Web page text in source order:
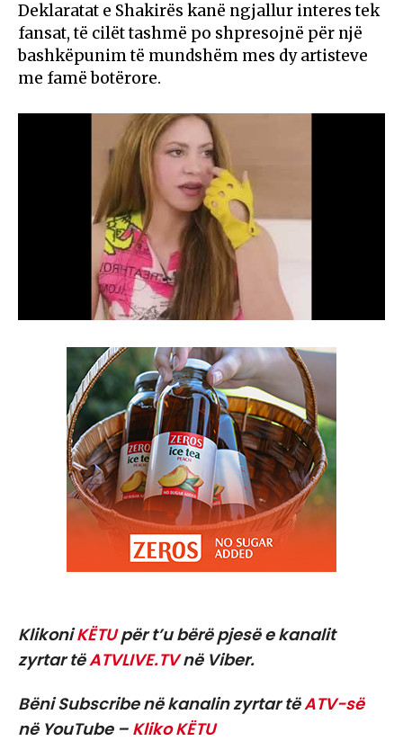
Deklaratat e Shakirës kanë ngjallur interes tek
fansat, të cilët tashmë po shpresojnë për një
bashkëpunim të mundshëm mes dy artisteve
me famë botërore.
KlikoniKËTUpër t’u bërë pjesë e kanalit
zyrtar tëATVLIVE.TVnë Viber.
Bëni Subscribe në kanalin zyrtar tëATV-së
në YouTube – Kliko KËTU